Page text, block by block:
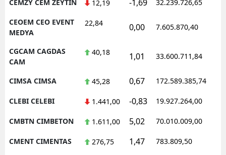
CEMZY CEM ZEYTIN 12,19 -1,69 32.239.726,65
CEOEM CEO EVENT
MEDYA
22,84 0,00 7.605.870,40
CGCAM CAGDAS
CAM
40,18 1,01 33.600.711,84
CIMSA CIMSA 45,28 0,67 172.589.385,74
CLEBI CELEBI 1.441,00 -0,83 19.927.264,00
CMBTN CIMBETON 1.611,00 5,02 70.010.009,00
CMENT CIMENTAS 276,75 1,47 783.809,50